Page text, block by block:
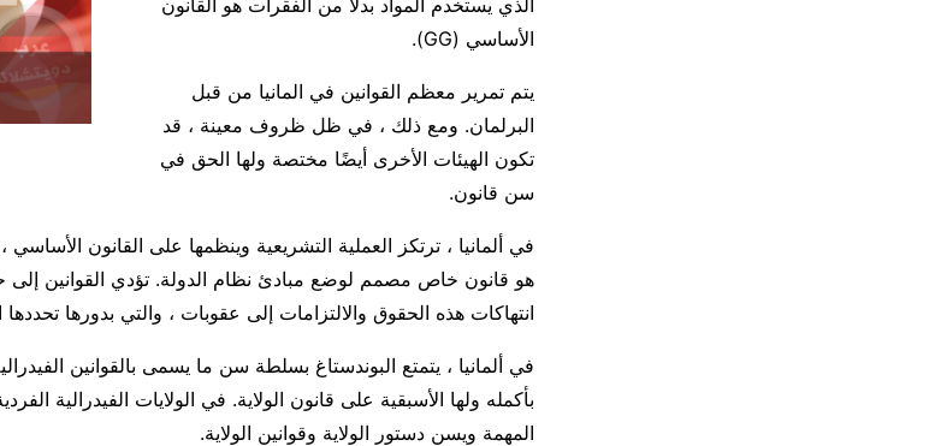
الأساسي (GG).
يتم تمرير معظم القوانين في المانيا من قبل
البرلمان. ومع ذلك ، في ظل ظروف معينة ، قد
تكون الهيئات الأخرى أيضًا مختصة ولها الحق في
سن قانون.
في ألمانيا ، ترتكز العملية التشريعية وينظمها على القانون
هو قانون خاص مصمم لوضع مبادئ نظام الدولة. تؤدي القوانين إلى
انتهاكات هذه الحقوق والالتزامات إلى عقوبات ، والتي بدورها تحددها
في ألمانيا ، يتمتع البوندستاغ بسلطة سن ما يسمى بالقوانين
بأكمله ولها الأسبقية على قانون الولاية. في الولايات الفيدرالية
المهمة ويسن دستور الولاية وقوانين الولاية.